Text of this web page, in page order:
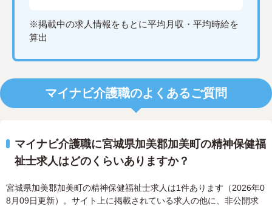
※掲載中の求人情報をもとに平均月収・平均時給を
算出
マイナビ介護職のよくあるご質問
マイナビ介護職に宮城県加美郡加美町の精神保健福
祉士求人はどのくらいありますか？
宮城県加美郡加美町の精神保健福祉士求人は1件あります（2026年0
8月09日更新）。サイト上に掲載されている求人の他に、非公開求